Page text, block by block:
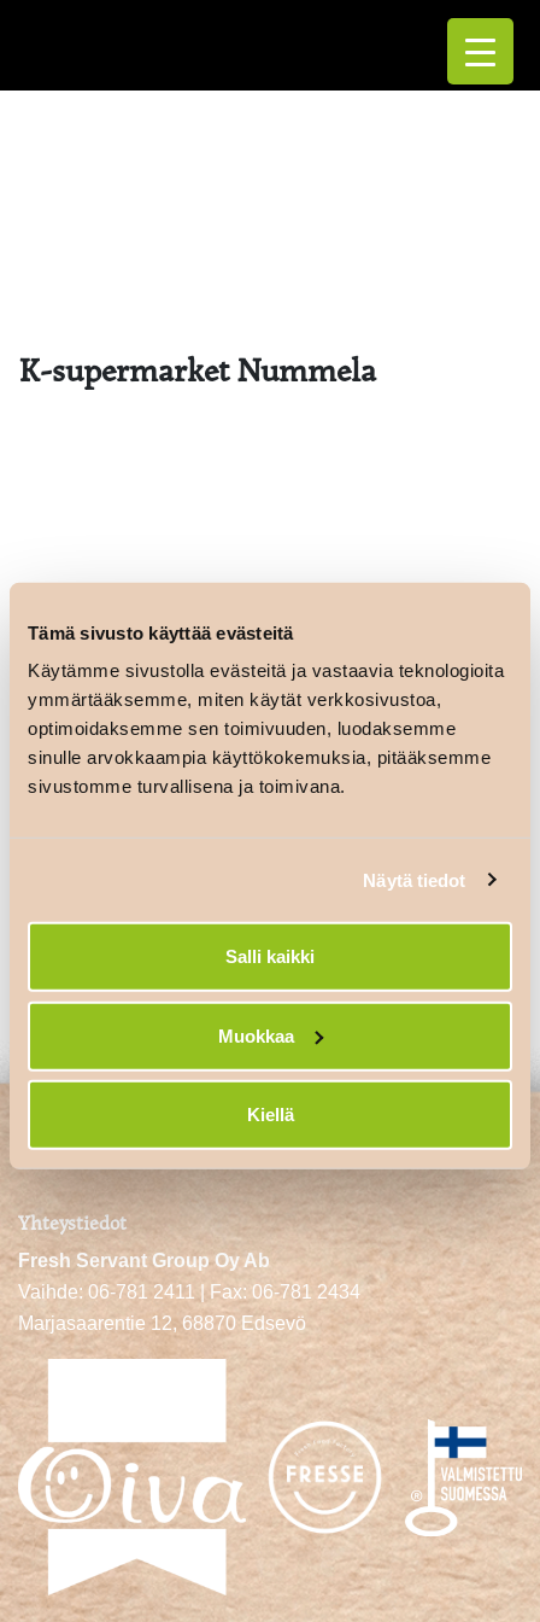
Tämä sivusto käyttää evästeitä
Käytämme sivustolla evästeitä ja vastaavia teknologioita
ymmärtääksemme, miten käytät verkkosivustoa,
optimoidaksemme sen toimivuuden, luodaksemme
sinulle arvokkaampia käyttökokemuksia, pitääksemme
sivustomme turvallisena ja toimivana.
Näytä tiedot
Salli kaikki
Muokkaa
Kiellä
K-supermarket Nummela
Vastaa
kirjautua sisäänkommentoidaksesi.
Yhteystiedot
Fresh Servant Group Oy Ab
Vaihde: 06-781 2411 | Fax: 06-781 2434
Marjasaarentie 12, 68870 Edsevö